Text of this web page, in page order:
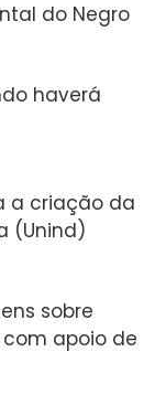
do Negro
haverá
a criação da
(Unind)
sobre
apoio de